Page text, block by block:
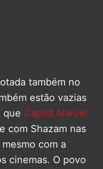
também no
estão vazias
que Capitã Marvel
com Shazam nas
com a
cinemas. O povo